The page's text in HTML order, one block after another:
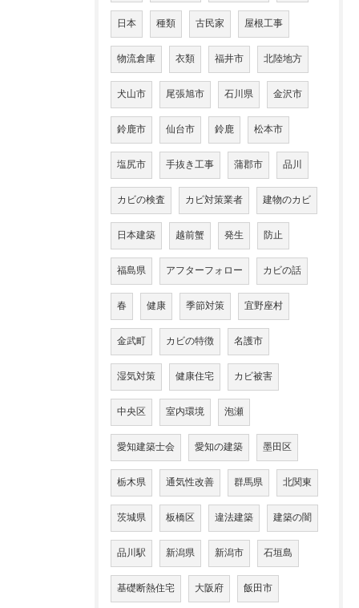
日本 種類 古民家 屋根工事
物流倉庫 衣類 福井市 北陸地方
犬山市 尾張旭市 石川県 金沢市
鈴鹿市 仙台市 鈴鹿 松本市
塩尻市 手抜き工事 蒲郡市 品川
カビの検査 カビ対策業者 建物のカビ
日本建築 越前蟹 発生 防止
福島県 アフターフォロー カビの話
春 健康 季節対策 宜野座村
金武町 カビの特徴 名護市
湿気対策 健康住宅 カビ被害
中央区 室内環境 泡瀬
愛知建築士会 愛知の建築 墨田区
栃木県 通気性改善 群馬県 北関東
茨城県 板橋区 違法建築 建築の闇
品川駅 新潟県 新潟市 石垣島
基礎断熱住宅 大阪府 飯田市